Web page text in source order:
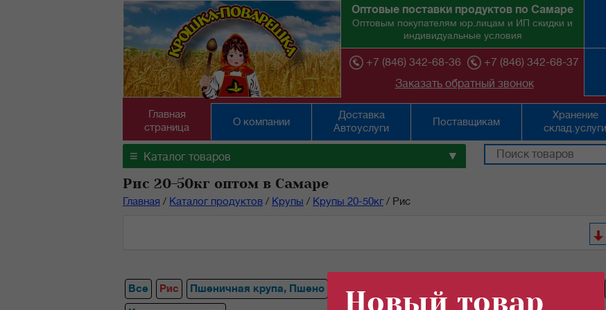
Оптовые поставки продуктов по Самаре
Оптовым покупателям юр.лицам и ИП скидки и
индивидуальные условия
+7 (846) 342-68-36
+7 (846) 342-68-37
Заказать обратный звонок
Главная
страница
О компании
Доставка
Автоуслуги
Поставщикам
Хранение
склад.услуги
≡ Каталог товаров ▼
Рис 20-50кг оптом в Самаре
Главная / Каталог продуктов / Крупы / Крупы 20-50кг/ Рис
Все Рис Пшеничная крупа, Пшено Горох Перловая крупа